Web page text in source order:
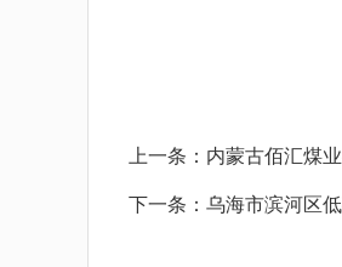
上一条： 内蒙古佰汇煤
下一条： 乌海市滨河区